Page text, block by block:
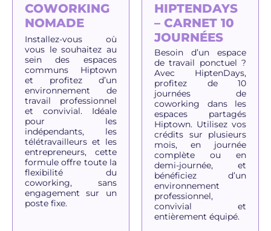
COWORKING
NOMADE
Installez-vous où
vous le souhaitez au
sein des espaces
communs Hiptown
et profitez d’un
environnement de
travail professionnel
et convivial. Idéale
pour les
indépendants, les
télétravailleurs et les
entrepreneurs, cette
formule offre toute la
flexibilité du
coworking, sans
engagement sur un
poste fixe.
HIPTENDAYS
– CARNET 10
JOURNÉES
Besoin d’un espace
de travail ponctuel ?
Avec HiptenDays,
profitez de 10
journées de
coworking dans les
espaces partagés
Hiptown. Utilisez vos
crédits sur plusieurs
mois, en journée
complète ou en
demi-journée, et
bénéficiez d’un
environnement
professionnel,
convivial et
entièrement équipé.